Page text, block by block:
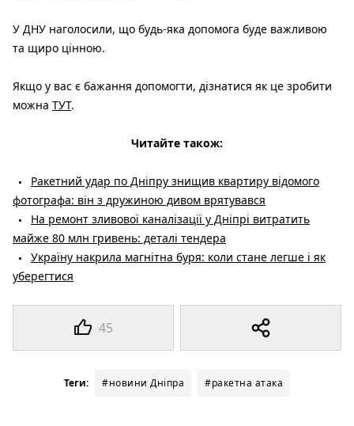
45
У ДНУ наголосили, що будь-яка допомога буде важливою
та щиро цінною.
Якщо у вас є бажання допомогти, дізнатися як це зробити
можна ТУТ.
Читайте також:
Ракетний удар по Дніпру знищив квартиру відомого
фотографа: він з дружиною дивом врятувався
На ремонт зливової каналізації у Дніпрі витратить
майже 80 млн гривень: деталі тендера
Україну накрила магнітна буря: коли стане легше і як
уберегтися
Теги: #новини Дніпра #ракетна атака